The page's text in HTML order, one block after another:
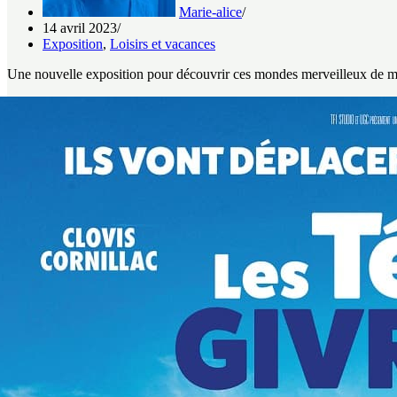
Marie-alice
14 avril 2023
Exposition, Loisirs et vacances
Une nouvelle exposition pour découvrir ces mondes merveilleux de